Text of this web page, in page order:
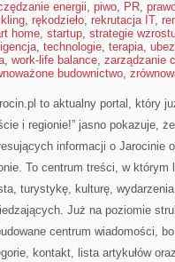
energii, piwo, PR,
, rękodzieło, rekrutacja IT,
home, startup, strategie
, technologie, terapia,
, work-life balance, zarządzanie
budownictwo,
to aktualny portal, który
i regionie!” jasno pokazuje,
informacji o Jarocinie
To centrum treści, w
turystykę, kulturę,
Już na poziomie
centrum wiadomości,
kontakt, lista artykułów